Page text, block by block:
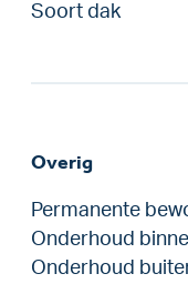
Soort dak
Overig
Permanente
Onderhoud
Onderhoud